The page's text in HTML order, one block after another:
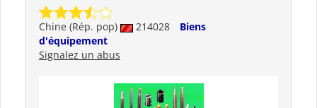
Chine (Rép. pop) 214028
Biens
d'équipement
Signalez un abus